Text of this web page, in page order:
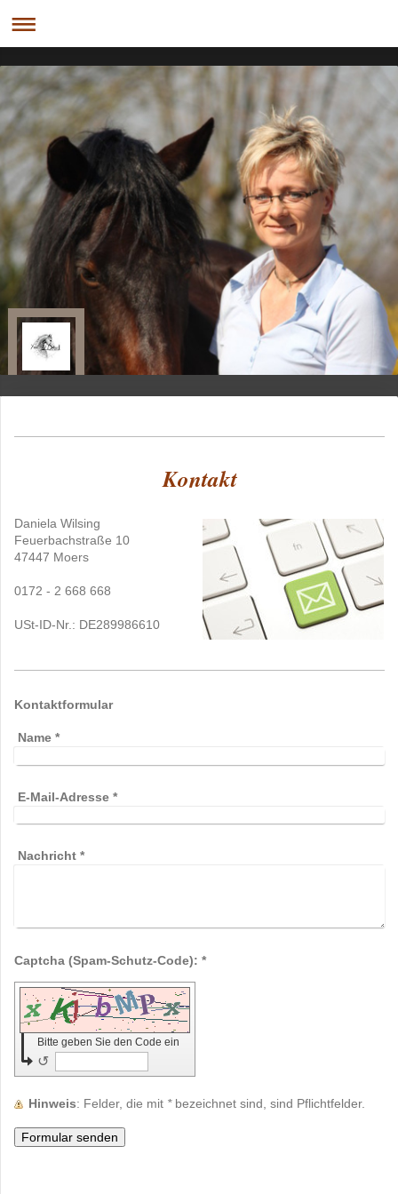
Kontakt
Daniela Wilsing
Feuerbachstraße 10
47447 Moers
0172 - 2 668 668
USt-ID-Nr.: DE289986610
Kontaktformular
Name *
E-Mail-Adresse *
Nachricht *
Captcha (Spam-Schutz-Code): *
Bitte geben Sie den Code ein
↺
Hinweis : Felder, die mit *bezeichnet sind, sind Pflichtfelder.